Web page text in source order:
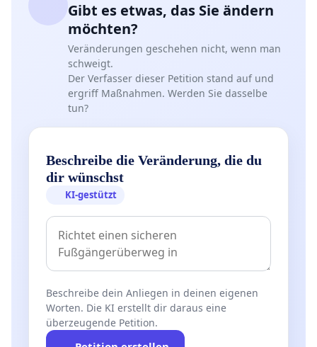
Gibt es etwas, das Sie ändern
möchten?
Veränderungen geschehen nicht, wenn man
schweigt.
Der Verfasser dieser Petition stand auf und
ergriff Maßnahmen. Werden Sie dasselbe
tun?
Beschreibe die Veränderung, die du
dir wünschst
KI-gestützt
Beschreibe dein Anliegen in deinen eigenen
Worten. Die KI erstellt dir daraus eine
überzeugende Petition.